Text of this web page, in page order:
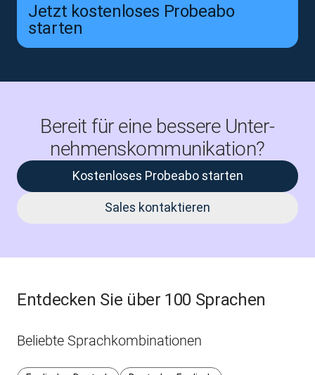
Jetzt kostenloses Probeabo
starten
Bereit für eine bessere Unter­
nehmens­kommu­nikation?
Kostenloses Probeabo starten
Sales kontaktieren
Entdecken Sie über 100 Sprachen
Beliebte Sprachkombinationen